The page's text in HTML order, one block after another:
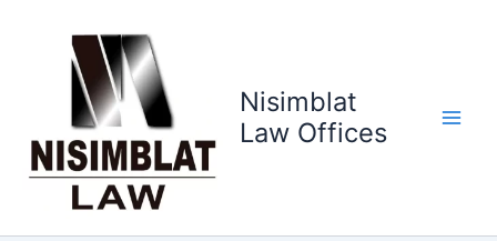
contenido
Nisimblat
Law Offices